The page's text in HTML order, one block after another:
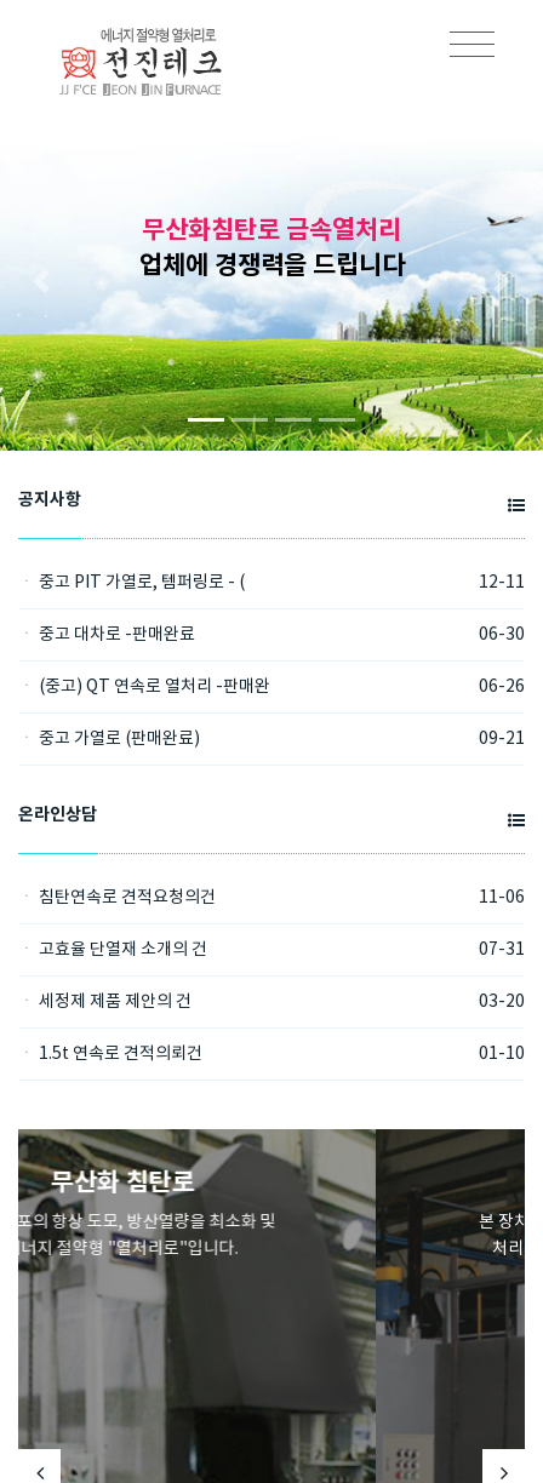
무산화침탄로 금속열처리
업체에 경쟁력을 드립니다
공지사항
ㆍ 중고 PIT 가열로, 템퍼링로 - ( 12-11
ㆍ 중고 대차로 -판매완료 06-30
ㆍ (중고) QT 연속로 열처리 -판매완 06-26
ㆍ 중고 가열로 (판매완료) 09-21
온라인상담
ㆍ 침탄연속로 견적요청의건 11-06
ㆍ 고효율 단열재 소개의 건 07-31
ㆍ 세정제 제품 제안의 건 03-20
ㆍ 1.5t 연속로 견적의뢰건 01-10
세척기
본 장치는 CHAMBER TYPE 세정장티로써,
처리재에 묻어있는 기계가공의 절삭유...